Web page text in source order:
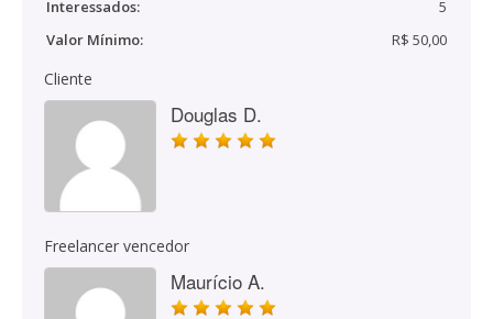
Interessados:
5
Valor Mínimo:
R$ 50,00
Cliente
Douglas D.
Freelancer vencedor
Maurício A.